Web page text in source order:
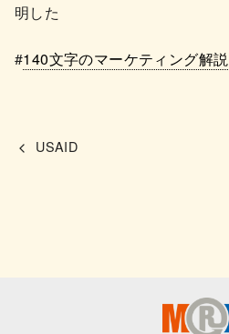
明した
#140文字のマーケティング解説
USAID